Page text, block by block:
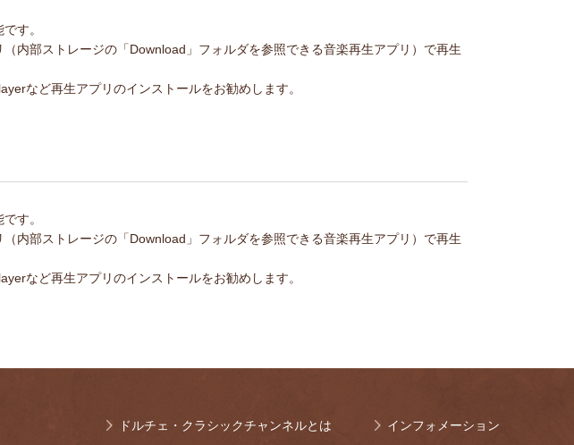
す。
内部ストレージの「Download」フォルダを参照できる音楽再生アプリ）で再生
など再生アプリのインストールをお勧めします。
す。
内部ストレージの「Download」フォルダを参照できる音楽再生アプリ）で再生
など再生アプリのインストールをお勧めします。
ドルチェ・クラシックチャンネルとは インフォメーション